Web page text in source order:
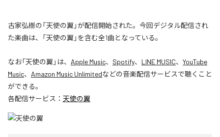
古家弘樹の「天使の翼」が配信開始された。今回デジタル配信され
た楽曲は、「天使の翼」を含む全1曲となっている。
なお「天使の翼 」は、 Apple Music、 Spotify、 LINE MUSIC、 YouTube
Music、 Amazon Music Unlimitedなどの音楽配信サービスで聴くこと
ができる。
各配信サービス： 天使の翼